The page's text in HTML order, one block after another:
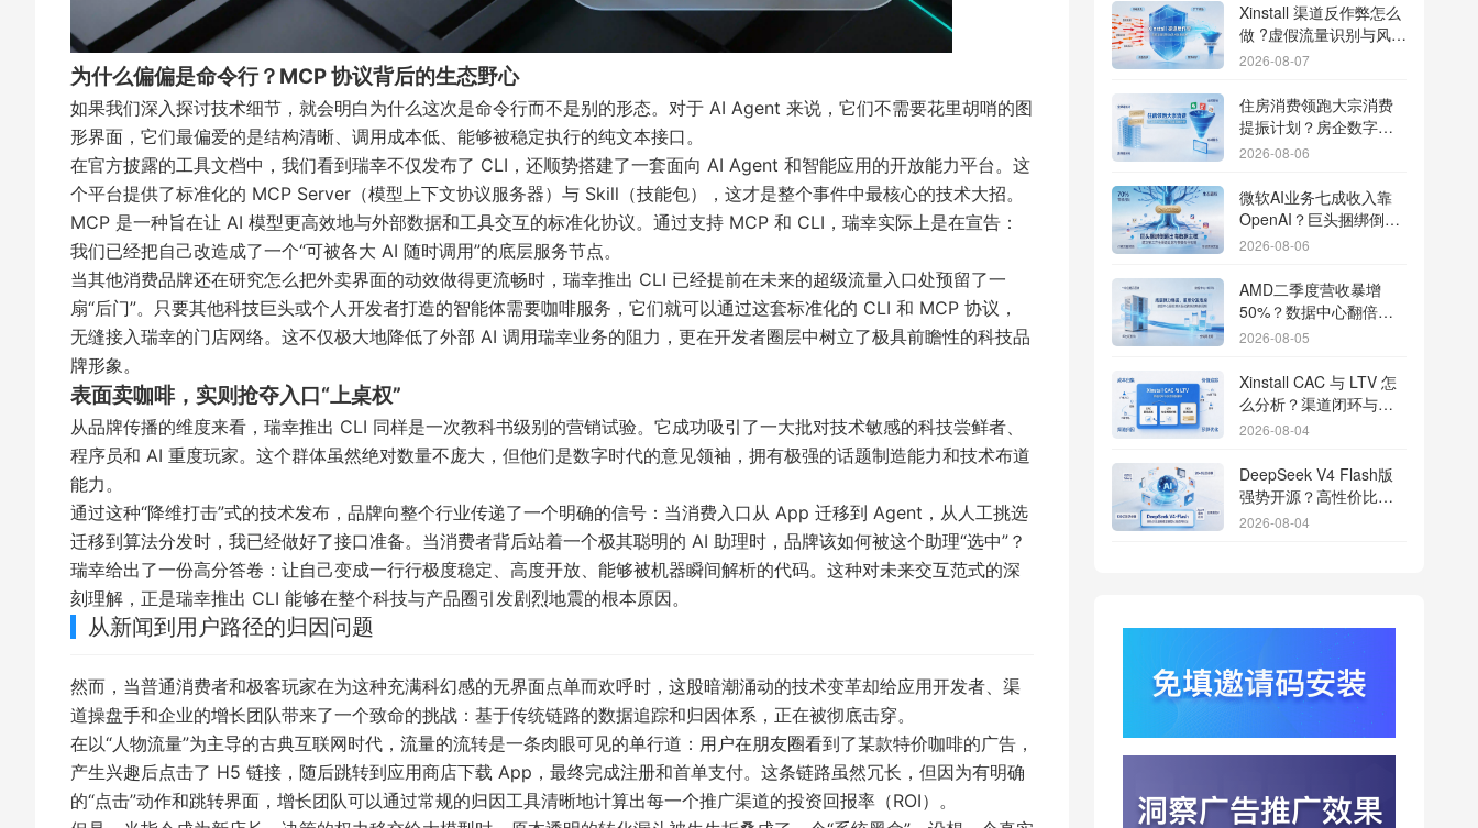
为什么偏偏是命令行？MCP 协议背后的生态野心
如果我们深入探讨技术细节，就会明白为什么这次是命令行而不是别的形态。对于 AI Agent 来说，它们不需要花里胡哨的图
形界面，它们最偏爱的是结构清晰、调用成本低、能够被稳定执行的纯文本接口。
在官方披露的工具文档中，我们看到瑞幸不仅发布了 CLI，还顺势搭建了一套面向 AI Agent 和智能应用的开放能力平台。这
个平台提供了标准化的 MCP Server（模型上下文协议服务器）与 Skill（技能包），这才是整个事件中最核心的技术大招。
MCP 是一种旨在让 AI 模型更高效地与外部数据和工具交互的标准化协议。通过支持 MCP 和 CLI，瑞幸实际上是在宣告：
我们已经把自己改造成了一个“可被各大 AI 随时调用”的底层服务节点。
当其他消费品牌还在研究怎么把外卖界面的动效做得更流畅时，瑞幸推出 CLI 已经提前在未来的超级流量入口处预留了一
扇“后门”。只要其他科技巨头或个人开发者打造的智能体需要咖啡服务，它们就可以通过这套标准化的 CLI 和 MCP 协议，
无缝接入瑞幸的门店网络。这不仅极大地降低了外部 AI 调用瑞幸业务的阻力，更在开发者圈层中树立了极具前瞻性的科技品
牌形象。
表面卖咖啡，实则抢夺入口“上桌权”
从品牌传播的维度来看，瑞幸推出 CLI 同样是一次教科书级别的营销试验。它成功吸引了一大批对技术敏感的科技尝鲜者、
程序员和 AI 重度玩家。这个群体虽然绝对数量不庞大，但他们是数字时代的意见领袖，拥有极强的话题制造能力和技术布道
能力。
通过这种“降维打击”式的技术发布，品牌向整个行业传递了一个明确的信号：当消费入口从 App 迁移到 Agent，从人工挑选
迁移到算法分发时，我已经做好了接口准备。当消费者背后站着一个极其聪明的 AI 助理时，品牌该如何被这个助理“选中”？
瑞幸给出了一份高分答卷：让自己变成一行行极度稳定、高度开放、能够被机器瞬间解析的代码。这种对未来交互范式的深
刻理解，正是瑞幸推出 CLI 能够在整个科技与产品圈引发剧烈地震的根本原因。
从新闻到用户路径的归因问题
然而，当普通消费者和极客玩家在为这种充满科幻感的无界面点单而欢呼时，这股暗潮涌动的技术变革却给应用开发者、渠
道操盘手和企业的增长团队带来了一个致命的挑战：基于传统链路的数据追踪和归因体系，正在被彻底击穿。
在以“人物流量”为主导的古典互联网时代，流量的流转是一条肉眼可见的单行道：用户在朋友圈看到了某款特价咖啡的广告，
产生兴趣后点击了 H5 链接，随后跳转到应用商店下载 App，最终完成注册和首单支付。这条链路虽然冗长，但因为有明确
的“点击”动作和跳转界面，增长团队可以通过常规的归因工具清晰地计算出每一个推广渠道的投资回报率（ROI）。
Xinstall 渠道反作弊怎么
做 ?虚假流量识别与风控
防刷解析
2026-08-07
住房消费领跑大宗消费
提振计划？房企数字化
转型加速线下场景智能
2026-08-06
微软AI业务七成收入靠
OpenAI？巨头捆绑倒逼
出海App独立追踪全渠道
2026-08-06
AMD二季度营收暴增
50%？数据中心翻倍增
长驱动跨端分发新底座
2026-08-05
Xinstall CAC 与 LTV 怎
么分析？渠道闭环与投
放回报解析
2026-08-04
DeepSeek V4 Flash版
强势开源？高性价比基
座模型重塑长尾应用全
2026-08-04
行云科技算力订单超154
亿？底座产能扩张激活
AI应用多终端流转新周
2026-08-04
苹果带摄像头的 AirPods
爆硬件分发与全渠道归
因升级
2026-08-03